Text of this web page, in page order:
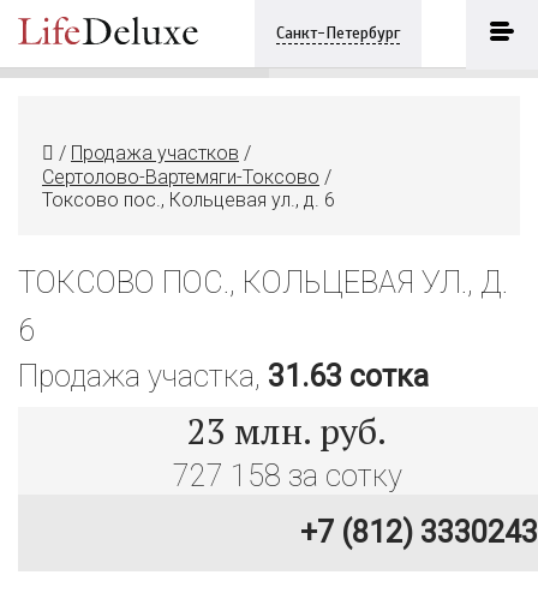
Санкт-Петербург
/ Продажа участков /
Сертолово-Вартемяги-Токсово /
Токсово пос., Кольцевая ул., д. 6
ТОКСОВО ПОС., КОЛЬЦЕВАЯ УЛ., Д.
6
Продажа участка, 31.63 сотка
23 млн. руб.
727 158 за сотку
+7 (812) 3330243
Токсово пос., Кольцевая ул., д. 6
+7 (812) 3330243 ПОЗВОНИТЬ